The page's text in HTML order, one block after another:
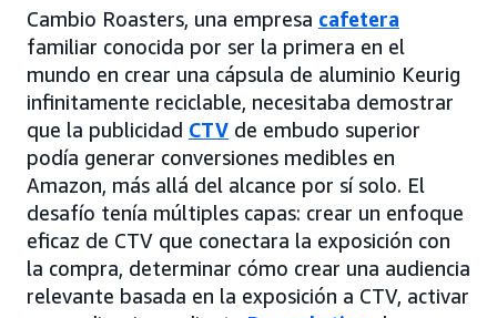
Cambio Roasters, una empresa cafetera
familiar conocida por ser la primera en el
mundo en crear una cápsula de aluminio Keurig
infinitamente reciclable, necesitaba demostrar
que la publicidad CTV de embudo superior
podía generar conversiones medibles en
Amazon, más allá del alcance por sí solo. El
desafío tenía múltiples capas: crear un enfoque
eficaz de CTV que conectara la exposición con
la compra, determinar cómo crear una audiencia
relevante basada en la exposición a CTV, activar